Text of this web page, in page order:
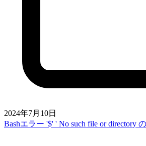
2024年7月10日
Bashエラー '$' ' No such file or directory